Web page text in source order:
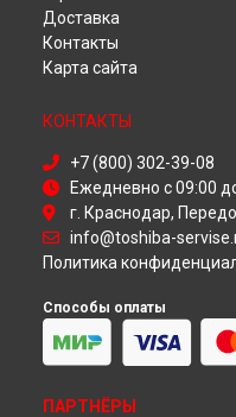
Ремонт телевизора
Ремонт телевизора
Ремонт телевизора
Ремонт телевизора
Доставка
Контакты
Карта сайта
КОНТАКТЫ
+7 (800) 302-39-08
Ежедневно с 09:00
г. Краснодар,
info@toshiba-
Политика
Способы оплаты
ПАРТНЁРЫ